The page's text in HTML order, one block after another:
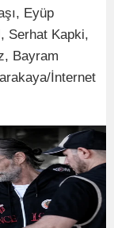
Eyüp
Serhat Kapki,
Bayram
İnternet